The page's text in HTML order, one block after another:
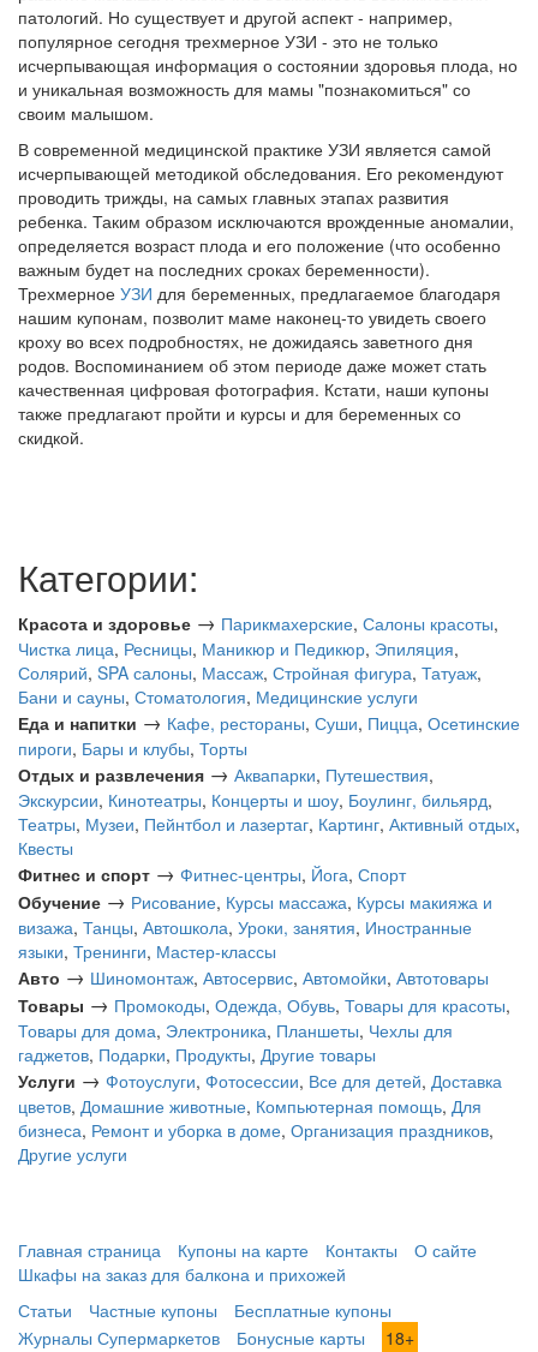
патологий. Но существует и другой аспект - например,
популярное сегодня трехмерное УЗИ - это не только
исчерпывающая информация о состоянии здоровья плода, но
и уникальная возможность для мамы "познакомиться" со
своим малышом.
В современной медицинской практике УЗИ является самой
исчерпывающей методикой обследования. Его рекомендуют
проводить трижды, на самых главных этапах развития
ребенка. Таким образом исключаются врожденные аномалии,
определяется возраст плода и его положение (что особенно
важным будет на последних сроках беременности).
Трехмерное УЗИ для беременных, предлагаемое благодаря
нашим купонам, позволит маме наконец-то увидеть своего
кроху во всех подробностях, не дожидаясь заветного дня
родов. Воспоминанием об этом периоде даже может стать
качественная цифровая фотография. Кстати, наши купоны
также предлагают пройти и курсы и для беременных со
скидкой.
Категории:
Красота и здоровье → Парикмахерские, Салоны красоты,
Чистка лица, Ресницы, Маникюр и Педикюр, Эпиляция,
Солярий, SPA салоны, Массаж, Стройная фигура, Татуаж,
Бани и сауны, Стоматология, Медицинские услуги
Еда и напитки → Кафе, рестораны, Суши, Пицца, Осетинские
пироги, Бары и клубы, Торты
Отдых и развлечения → Аквапарки, Путешествия,
Экскурсии, Кинотеатры, Концерты и шоу, Боулинг, бильярд,
Театры, Музеи, Пейнтбол и лазертаг, Картинг, Активный отдых,
Квесты
Фитнес и спорт → Фитнес-центры, Йога, Спорт
Обучение → Рисование, Курсы массажа, Курсы макияжа и
визажа, Танцы, Автошкола, Уроки, занятия, Иностранные
языки, Тренинги, Мастер-классы
Авто → Шиномонтаж, Автосервис, Автомойки, Автотовары
Товары → Промокоды, Одежда, Обувь, Товары для красоты,
Товары для дома, Электроника, Планшеты, Чехлы для
гаджетов, Подарки, Продукты, Другие товары
Услуги → Фотоуслуги, Фотосессии, Все для детей, Доставка
цветов, Домашние животные, Компьютерная помощь, Для
бизнеса, Ремонт и уборка в доме, Организация праздников,
Другие услуги
Главная страница Купоны на карте Контакты
О сайте
Шкафы на заказ для балкона и прихожей
Статьи
Частные купоны
Бесплатные купоны
Журналы Супермаркетов
Бонусные карты 18+